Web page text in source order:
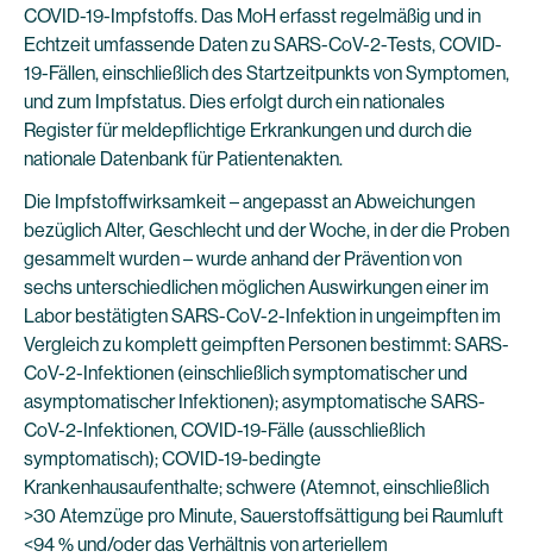
COVID-19-Impfstoffs. Das MoH erfasst regelmäßig und in
Echtzeit umfassende Daten zu SARS-CoV-2-Tests, COVID-
19-Fällen, einschließlich des Startzeitpunkts von Symptomen,
und zum Impfstatus. Dies erfolgt durch ein nationales
Register für meldepflichtige Erkrankungen und durch die
nationale Datenbank für Patientenakten.
Die Impfstoffwirksamkeit – angepasst an Abweichungen
bezüglich Alter, Geschlecht und der Woche, in der die Proben
gesammelt wurden – wurde anhand der Prävention von
sechs unterschiedlichen möglichen Auswirkungen einer im
Labor bestätigten SARS-CoV-2-Infektion in ungeimpften im
Vergleich zu komplett geimpften Personen bestimmt: SARS-
CoV-2-Infektionen (einschließlich symptomatischer und
asymptomatischer Infektionen); asymptomatische SARS-
CoV-2-Infektionen, COVID-19-Fälle (ausschließlich
symptomatisch); COVID-19-bedingte
Krankenhausaufenthalte; schwere (Atemnot, einschließlich
>30 Atemzüge pro Minute, Sauerstoffsättigung bei Raumluft
<94 % und/oder das Verhältnis von arteriellem